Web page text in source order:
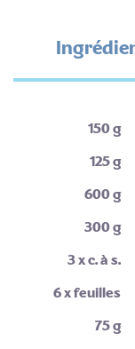
150g
125g
600g
300g
3x c. à s.
6x feuilles
75g